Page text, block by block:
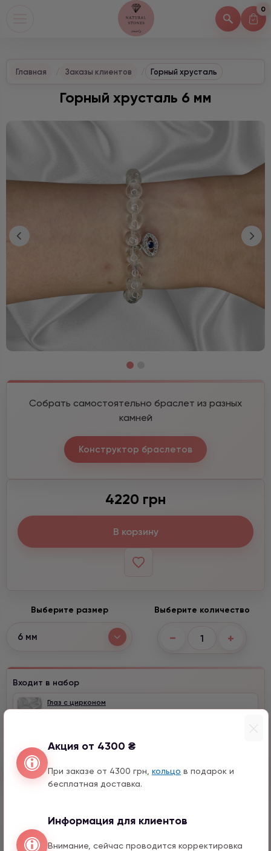
Акция от 4300 ₴
При заказе от 4300 грн, кольцо в подарок и
бесплатная доставка.
Информация для клиентов
Внимание, сейчас проводится корректировка
0
Главная Заказы клиентов Горный хрусталь
Горный хрусталь 6 мм
Собрать самостоятельно браслет из разных
камней
Конструктор браслетов
4220 грн
В корзину
Выберите размер
6 мм
Выберите количество
− +
Входит в набор
Глаз с цирконом
Быстрый заказ
Описание